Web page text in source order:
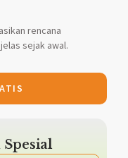
rencana
sejak awal.